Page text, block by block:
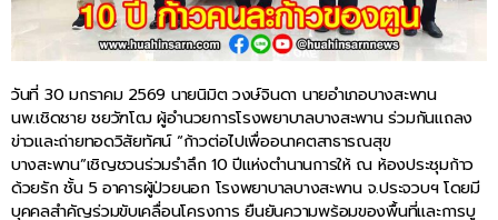
วันที่ 30 มกราคม 2569 นายนิมิต วงษ์จินดา นายอำเภอบางสะพาน
นพ.เชิดชาย ชยวัฑโฒ ผู้อำนวยการโรงพยาบาลบางสะพาน ร่วมกันแถลง
ข่าวและถ่ายทอดวิสัยทัศน์ “ก้าวต่อไปเพื่ออนาคตสาธารณสุข
บางสะพาน”เชิญชวนร่วมรำลึก 10 ปีแห่งตำนานการให้ ณ ห้องประชุมก้าว
ด้วยรัก ชั้น 5 อาคารผู้ป่วยนอก โรงพยาบาลบางสะพาน จ.ประจวบฯ โดยมี
บุคคลสำคัญร่วมขับเคลื่อนโครงการ ยืนยันความพร้อมของพื้นที่และการบู